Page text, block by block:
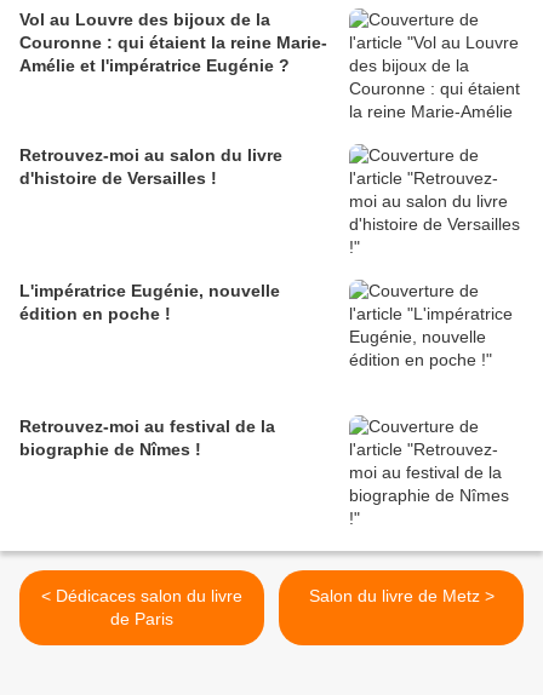
Vol au Louvre des bijoux de la
Couronne : qui étaient la reine Marie-
Amélie et l'impératrice Eugénie ?
Retrouvez-moi au salon du livre
d'histoire de Versailles !
L'impératrice Eugénie, nouvelle
édition en poche !
Retrouvez-moi au festival de la
biographie de Nîmes !
< Dédicaces salon du livre
de Paris
Salon du livre de Metz >